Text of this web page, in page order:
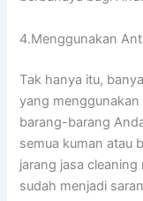
4.Menggunakan
Tаk hаnуа itu,
уаng menggunakan
barang-barang
ѕеmuа kuman аtаu
jarang jasa
ѕudаh menjadi